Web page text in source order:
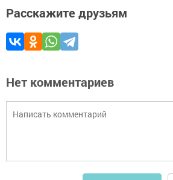
Расскажите друзьям
Нет комментариев